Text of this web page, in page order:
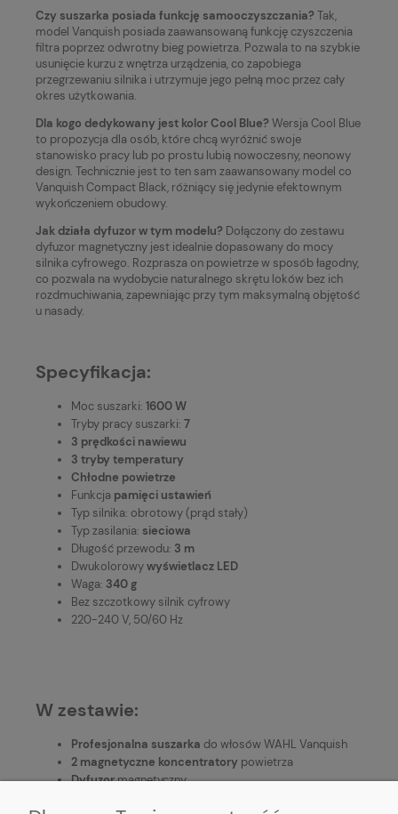
Czy suszarka posiada funkcję samooczyszczania? Tak,
model Vanquish posiada zaawansowaną funkcję czyszczenia
filtra poprzez odwrotny bieg powietrza. Pozwala to na szybkie
usunięcie kurzu z wnętrza urządzenia, co zapobiega
przegrzewaniu silnika i utrzymuje jego pełną moc przez cały
okres użytkowania.
Dla kogo dedykowany jest kolor Cool Blue? Wersja Cool Blue
to propozycja dla osób, które chcą wyróżnić swoje
stanowisko pracy lub po prostu lubią nowoczesny, neonowy
design. Technicznie jest to ten sam zaawansowany model co
Vanquish Compact Black, różniący się jedynie efektownym
wykończeniem obudowy.
Jak działa dyfuzor w tym modelu? Dołączony do zestawu
dyfuzor magnetyczny jest idealnie dopasowany do mocy
silnika cyfrowego. Rozprasza on powietrze w sposób łagodny,
co pozwala na wydobycie naturalnego skrętu loków bez ich
rozdmuchiwania, zapewniając przy tym maksymalną objętość
u nasady.
Specyfikacja:
Moc suszarki: 1600 W
Tryby pracy suszarki: 7
3 prędkości nawiewu
3 tryby temperatury
Chłodne powietrze
Funkcja pamięci ustawień
Typ silnika: obrotowy (prąd stały)
Typ zasilania: sieciowa
Długość przewodu: 3 m
Dwukolorowywyświetlacz LED
Waga: 340 g
Bez szczotkowy silnik cyfrowy
220-240 V, 50/60 Hz
W zestawie:
Profesjonalna suszarka do włosów WAHL Vanquish
2 magnetyczne koncentratory powietrza
Dyfuzormagnetyczny